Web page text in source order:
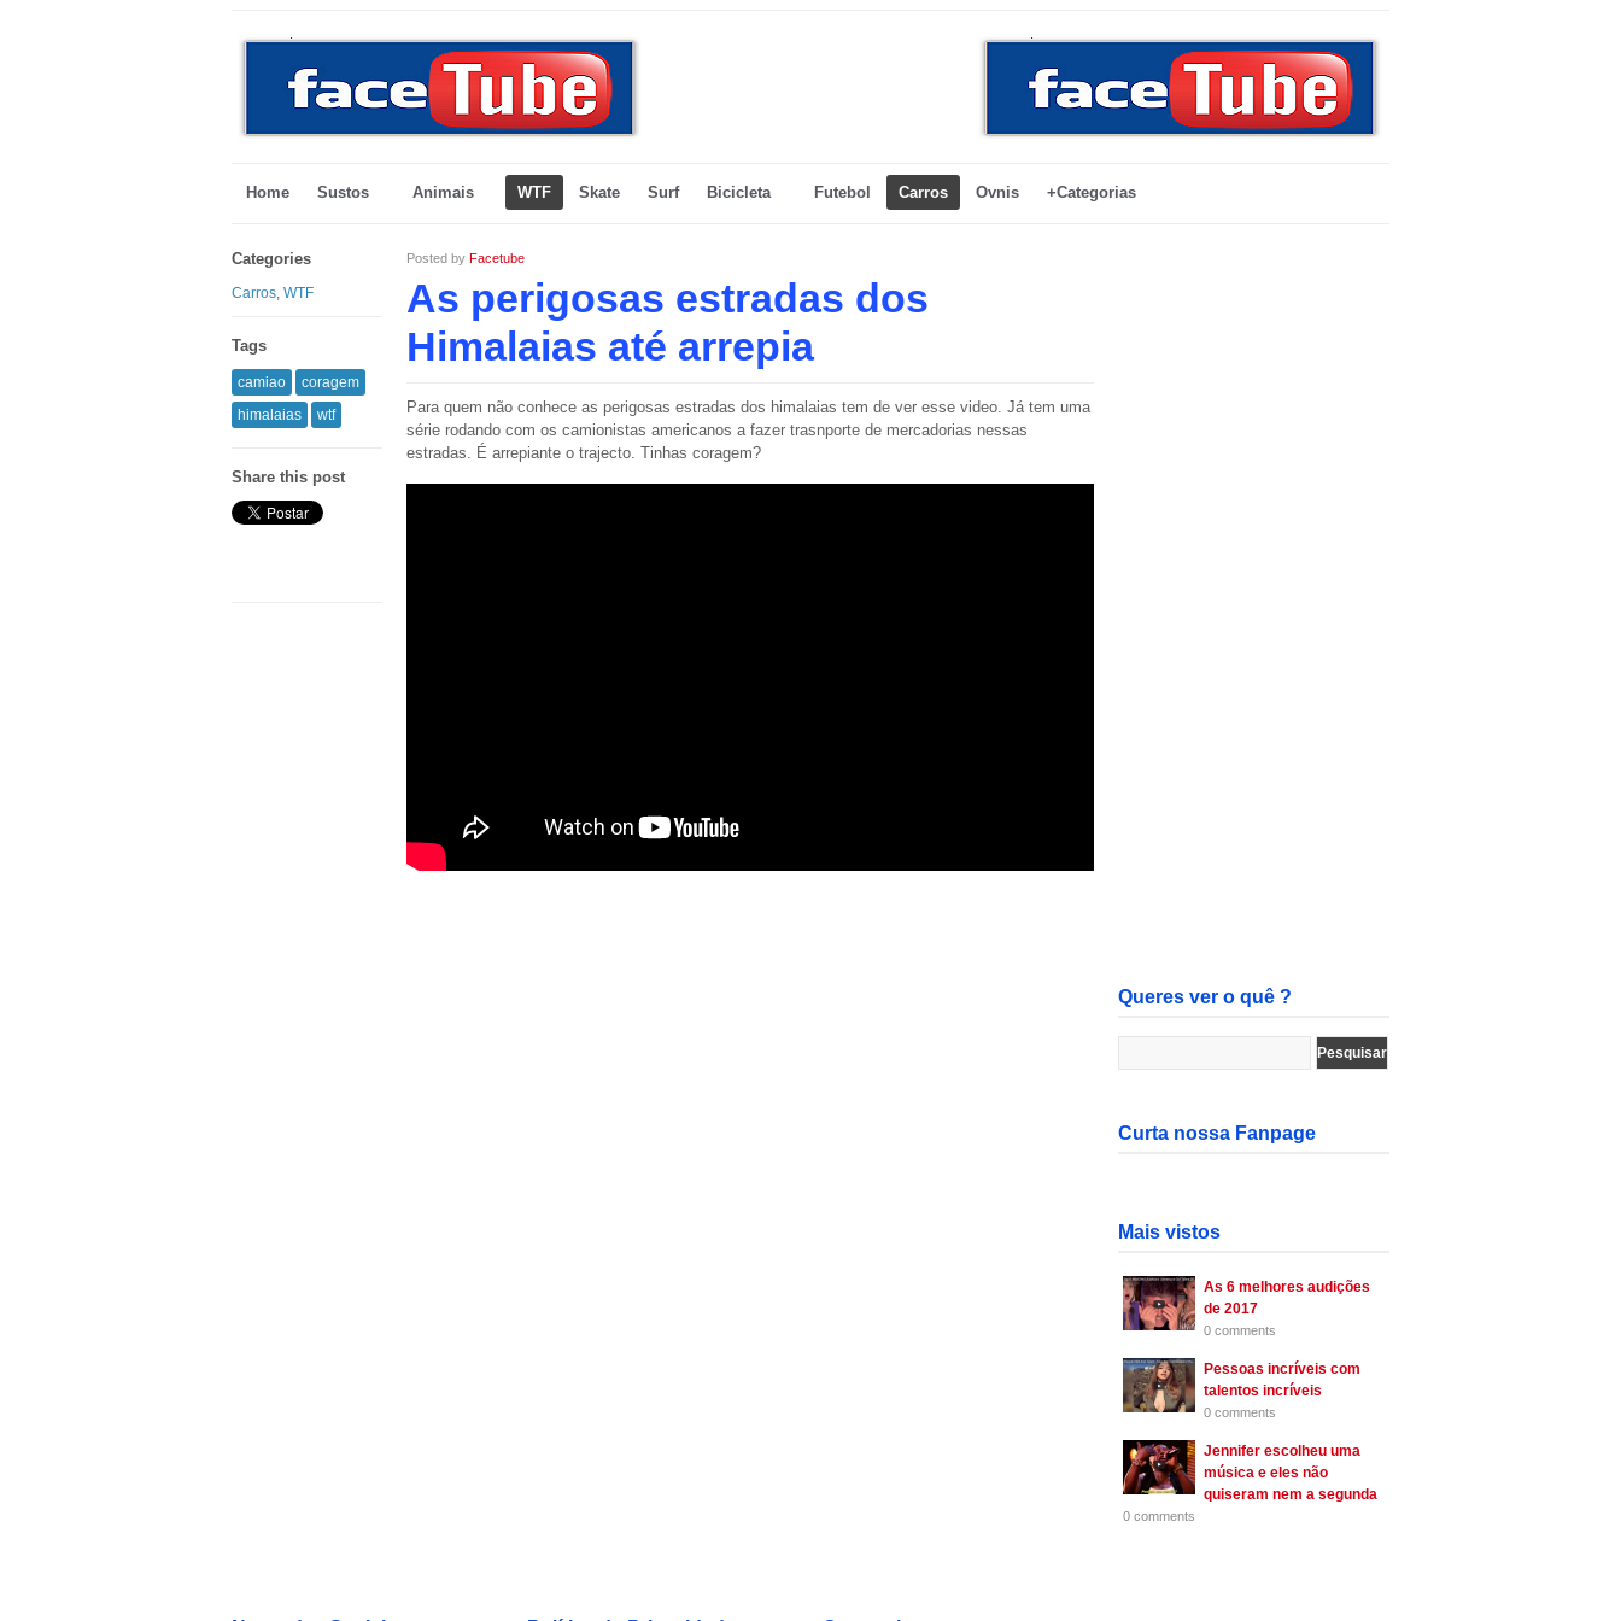
Home Sustos Animais WTF Skate Surf Bicicleta Futebol Carros Ovnis +Categorias
Categories
Carros, WTF
Tags
camiao
coragem
himalaias
wtf
Share this post
Posted by Facetube
As perigosas estradas dos
Himalaias até arrepia
Para quem não conhece as perigosas estradas dos himalaias tem de ver esse video. Já tem uma
série rodando com os camionistas americanos a fazer trasnporte de mercadorias nessas
estradas. É arrepiante o trajecto. Tinhas coragem?
Queres ver o quê ?
Curta nossa Fanpage
Mais vistos
As 6 melhores audições
de 2017
0 comments
Pessoas incríveis com
talentos incríveis
0 comments
Jennifer escolheu uma
música e eles não
quiseram nem a segunda
0 comments